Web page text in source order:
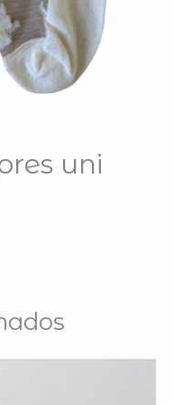
uni